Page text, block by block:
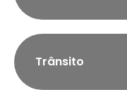
Trânsito